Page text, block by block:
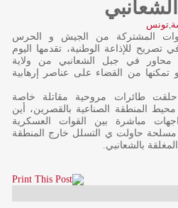
,تونس
المشتركة من الجيش و الحرس
تصريح للإذاعة الوطنية، تقدمها اليوم
في جبل الشعانبي من ولاية
تمكنها من القضاء على عناصر إرهابية
طائرات مروحية مقاتلة خاصة
المنطقة الصناعية بالقصرين، أين
مباشرة بين القوات العسكرية
حاولت ي التسلل خارج المنطقة
بالشعانبي.